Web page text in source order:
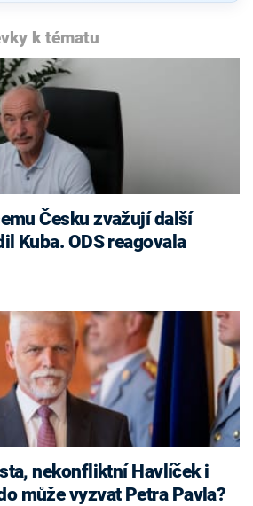
k tématu
Kuba. ODS reagovala
může vyzvat Petra Pavla?